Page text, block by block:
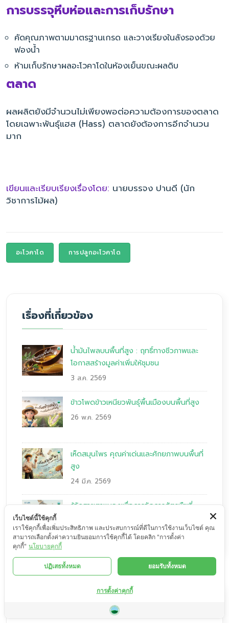
การบรรจุหีบห่อและการเก็บรักษา
คัดคุณภาพตามมาตรฐานเกรด และวางเรียงในลังรองด้วย
ฟองน้ำ
ห้ามเก็บรักษาผลอะโวคาโดในห้องเย็นขณะผลดิบ
ตลาด
ผลผลิตยังมีจำนวนไม่เพียงพอต่อความต้องการของตลาด
โดยเฉพาะพันธุ์แฮส (Hass) ตลาดยังต้องการอีกจำนวน
มาก
เขียนและเรียบเรียงเรื่องโดย: นายบรรจง ปานดี (นัก
วิชาการไม้ผล)
อะโวคาโด การปลูกอะโวคาโด
เรื่องที่เกี่ยวข้อง
น้ำมันไพลบนพื้นที่สูง : ฤทธิ์ทางชีวภาพและ
โอกาสสร้างมูลค่าเพิ่มให้ชุมชน
3 ส.ค. 2569
ข้าวโพดข้าวเหนียวพันธุ์พื้นเมืองบนพื้นที่สูง
26 พ.ค. 2569
เห็ดสมุนไพร คุณค่าเด่นและศักยภาพบนพื้นที่
สูง
24 มี.ค. 2569
รู้จักสายตาแมลงเพื่อการจัดการศัตรูพืชที่
11 มี.ค. 2569
เว็บไซต์นี้ใช้คุกกี้
เราใช้คุกกี้เพื่อเพิ่มประสิทธิภาพ และประสบการณ์ที่ดีในการใช้งานเว็บไซต์ คุณ
สามารถเลือกตั้งค่าความยินยอมการใช้คุกกี้ได้ โดยคลิก "การตั้งค่า
คุกกี้" นโยบายคุกกี้
ปฏิเสธทั้งหมด ยอมรับทั้งหมด
การตั้งค่าคุกกี้